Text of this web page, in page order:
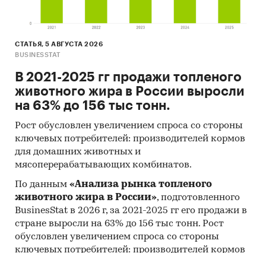
питания)
форс-мажорные обстоятельства.
Ключевые экономические показатели
эффективности проекта
Ставка дисконтирования - ...%.
Срок окупаемости проекта - ... месяцев.
Срок окупаемости проекта дисконтированный
- ... месяцев.
Чистая текущая стоимость (NPV) - ... руб. для
срока жизни проекта ... месяцев.
СТАТЬЯ, 5 АВГУСТА 2026
BUSINESSTAT
В 2021-2025 гг продажи топленого
животного жира в России выросли
на 63% до 156 тыс тонн.
Рост обусловлен увеличением спроса со стороны
ключевых потребителей: производителей кормов
для домашних животных и
мясоперерабатывающих комбинатов.
По данным «Анализа рынка топленого
животного жира в России», подготовленного
BusinesStat в 2026 г, за 2021-2025 гг его продажи в
стране выросли на 63% до 156 тыс тонн. Рост
обусловлен увеличением спроса со стороны
ключевых потребителей: производителей кормов